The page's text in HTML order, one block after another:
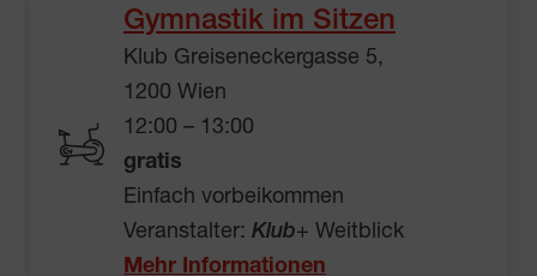
Gymnastik im Sitzen
Klub Greiseneckergasse 5,
1200 Wien
12:00 – 13:00
gratis
Einfach vorbeikommen
Veranstalter: Klub+ Weitblick
Mehr Informationen